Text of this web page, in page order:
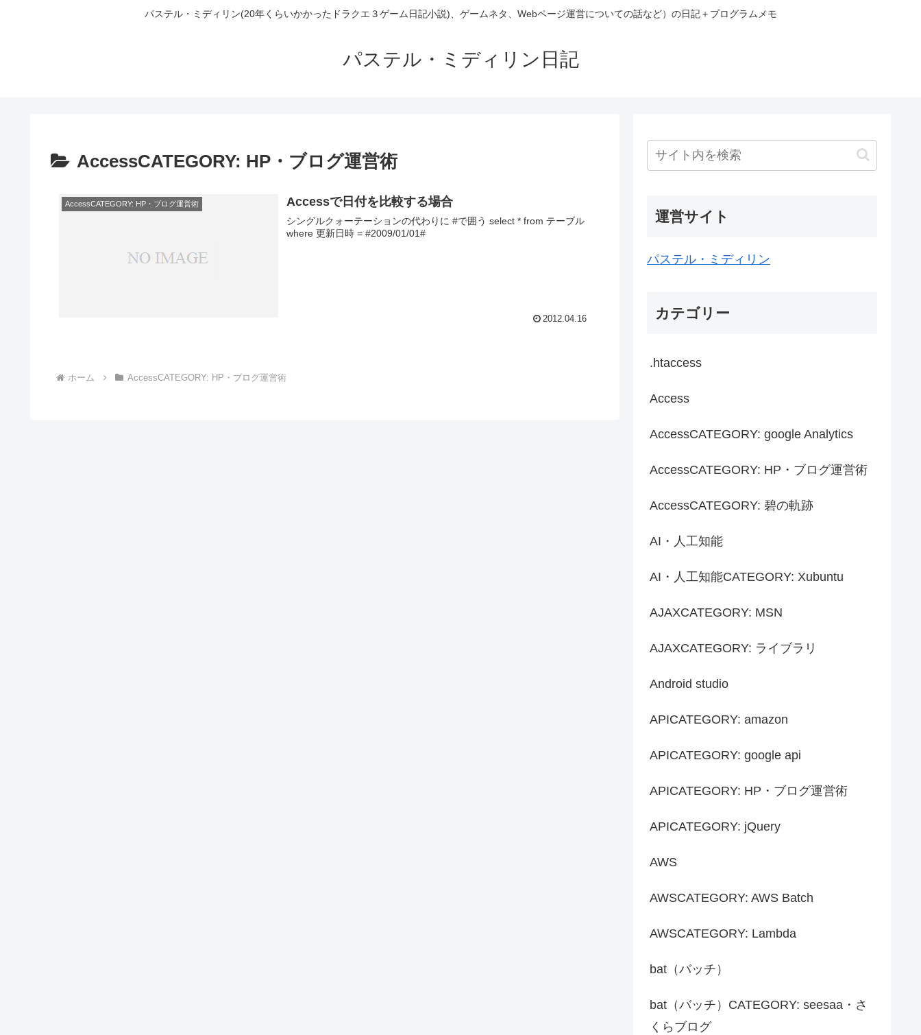
パステル・ミディリン(20年くらいかかったドラクエ３ゲーム日記小説)、ゲームネタ、Webページ運営についての話など）の日記＋プログラムメモ
パステル・ミディリン日記
AccessCATEGORY: HP・ブログ運営術
AccessCATEGORY: HP・ブログ運営術 Accessで日付を比較する場合
シングルクォーテーションの代わりに #で囲う select * from テーブル
where 更新日時 = #2009/01/01#
2012.04.16
ホーム AccessCATEGORY: HP・ブログ運営術
運営サイト
パステル・ミディリン
カテゴリー
.htaccess
Access
AccessCATEGORY: google Analytics
AccessCATEGORY: HP・ブログ運営術
AccessCATEGORY: 碧の軌跡
AI・人工知能
AI・人工知能CATEGORY: Xubuntu
AJAXCATEGORY: MSN
AJAXCATEGORY: ライブラリ
Android studio
APICATEGORY: amazon
APICATEGORY: google api
APICATEGORY: HP・ブログ運営術
APICATEGORY: jQuery
AWS
AWSCATEGORY: AWS Batch
AWSCATEGORY: Lambda
bat（バッチ）
bat（バッチ）CATEGORY: seesaa・さ
くらブログ